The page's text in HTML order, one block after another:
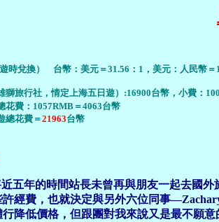
時兌換） 台幣：美元＝31.56：1，美元：人民幣＝
獅旅行社，情定上海五日遊）:16900台幣，小費：
花費：1057RMB＝4063台幣
總花費＝21963台幣
五年的時間站長未曾再與朋友一起去國
許經費，也就決定與另外六位同事
行降低價格，但跟團對我來說又是最不願